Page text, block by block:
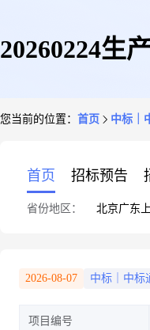
20260224生
您当前的位置： 首页 中标｜
首页 招标预告
省份地区： 北京广东
2026-08-07 中标｜中标
项目编号